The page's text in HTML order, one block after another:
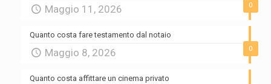
0
Maggio 11, 2026
0
Quanto costa fare testamento dal notaio
Maggio 8, 2026
Quanto costa affittare un cinema privato